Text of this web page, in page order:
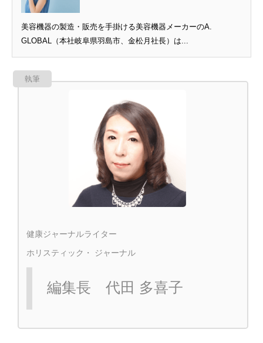
美容機器の製造・販売を手掛ける美容機器メーカーのA.
GLOBAL（本社岐阜県羽島市、金松月社長）は...
執筆
健康ジャーナルライター
ホリスティック・ ジャーナル
編集長 代田 多喜子